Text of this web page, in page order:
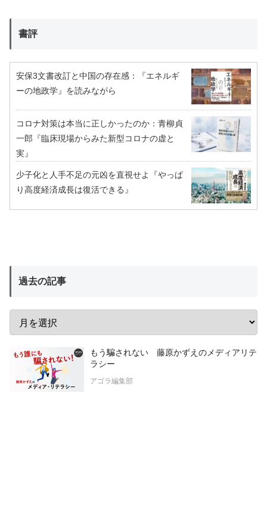
書評
安保3文書改訂と中国の存在感：『エネルギ
ーの地政学』を読みながら
コロナ対策は本当に正しかったのか：青柳貞
一郎『臨床現場からみた新型コロナの虚と
実』
少子化と人手不足の元凶を直視せよ『やっぱ
り高度経済成長は復活できる』
過去の記事
もう騙されない 藤原かずえのメディアリテ
ラシー
アゴラ編集部